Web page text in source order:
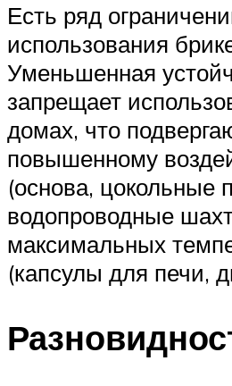
Есть ряд
использования
Уменьшенная
запрещает
домах, что
повышенному
(основа, цокольные
водопроводные
максимальных
(капсулы для печи,